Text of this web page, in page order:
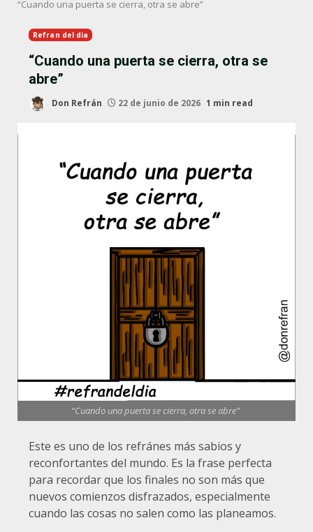
“Cuando una puerta se cierra, otra se abre”
Refran del dia
“Cuando una puerta se cierra, otra se
abre”
Don Refrán 22 de junio de 2026 1 min read
“Cuando una puerta se cierra, otra se abre”
Este es uno de los refránes más sabios y
reconfortantes del mundo. Es la frase perfecta
para recordar que los finales no son más que
nuevos comienzos disfrazados, especialmente
cuando las cosas no salen como las planeamos.